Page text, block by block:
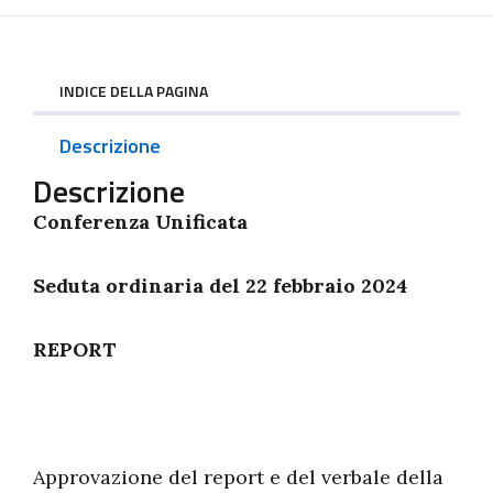
INDICE DELLA PAGINA
Descrizione
Descrizione
Conferenza Unificata
Seduta ordinaria del 22 febbraio 2024
REPORT
Approvazione del report e del verbale della